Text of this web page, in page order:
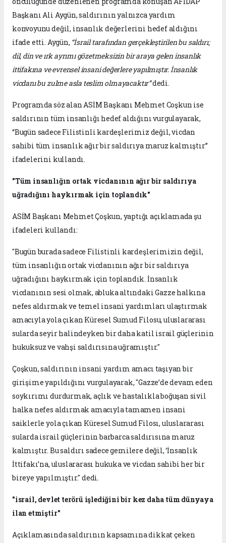
Başkanı Ali Aygün, saldırının yalnızca yardım
konvoyunu değil, insanlık değerlerini hedef aldığını
ifade etti. Aygün, “İsrail tarafından gerçekleştirilen bu saldırı;
dil, din ve ırk ayrımı gözetmeksizin bir araya gelen insanlık
ittifakına ve evrensel insani değerlere yapılmıştır. İnsanlık
vicdanı bu zulme asla teslim olmayacaktır”dedi.
Programda söz alan ASİM Başkanı Mehmet Coşkun ise
saldırının tüm insanlığı hedef aldığını vurgulayarak,
“Bugün sadece Filistinli kardeşlerimiz değil, vicdan
sahibi tüm insanlık ağır bir saldırıya maruz kalmıştır”
ifadelerini kullandı.
"Tüm insanlığın ortak vicdanının ağır bir saldırıya
uğradığını haykırmak için toplandık"
ASİM Başkanı Mehmet Çoşkun, yaptığı açıklamada şu
ifadeleri kullandı:
"Bugün burada sadece Filistinli kardeşlerimizin değil,
tüm insanlığın ortak vicdanının ağır bir saldırıya
uğradığını haykırmak için toplandık. İnsanlık
vicdanının sesi olmak, abluka altındaki Gazze halkına
nefes aldırmak ve temel insani yardımları ulaştırmak
amacıyla yola çıkan Küresel Sumud Filosu, uluslararası
sularda seyir halindeyken bir daha katil israil güçlerinin
hukuksuz ve vahşi saldırısına uğramıştır."
Çoşkun, saldırının insani yardım amacı taşıyan bir
girişime yapıldığını vurgulayarak, "Gazze’de devam eden
soykırımı durdurmak, açlık ve hastalıkla boğuşan sivil
halka nefes aldırmak amacıyla tamamen insani
saiklerle yola çıkan Küresel Sumud Filosı, uluslararası
sularda israil güçlerinin barbarca saldırısına maruz
kalmıştır. Bu saldırı sadece gemilere değil, ‘İnsanlık
İttifakı’na, uluslararası hukuka ve vicdan sahibi her bir
bireye yapılmıştır." dedi.
"israil, devlet terörü işlediğini bir kez daha tüm dünyaya
ilan etmiştir"
Açıklamasında saldırının kapsamına dikkat çeken